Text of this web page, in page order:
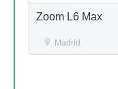
Zoom L6 Max
Madrid